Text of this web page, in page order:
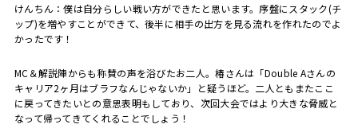
けんちん：僕は自分らしい戦い方ができたと思います。序盤にスタック(チ
ップ)を増やすことができて、後半に相手の出方を見る流れを作れたのでよ
かったです！
MC＆解説陣からも称賛の声を浴びたお二人。椿さんは「Double Aさんの
キャリア2ヶ月はブラフなんじゃないか」と疑うほど。二人ともまたここ
に戻ってきたいとの意思表明もしており、次回大会ではより大きな脅威と
なって帰ってきてくれることでしょう！